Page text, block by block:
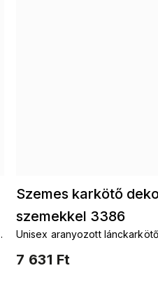
Szemes karkötő
szemekkel 3386
7 631 Ft
Unisex aranyozott